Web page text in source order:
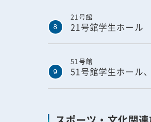
21号館
8 21号館学生ホール
51号館
9 51号館学生ホール